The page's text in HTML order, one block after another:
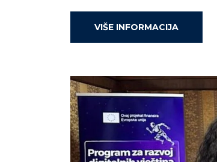
VIŠE INFORMACIJA